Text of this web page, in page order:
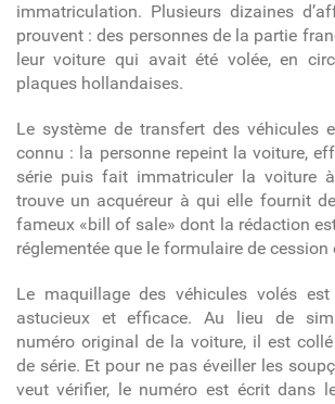
immatriculation. Plusieurs dizaines
prouvent : des personnes de la partie
leur voiture qui avait été volée, en
plaques hollandaises.
Le système de transfert des véhicules
connu : la personne repeint la voiture,
série puis fait immatriculer la voiture
trouve un acquéreur à qui elle fournit
fameux «bill of sale» dont la rédaction
réglementée que le formulaire de cession
Le maquillage des véhicules volés
astucieux et efficace. Au lieu de
numéro original de la voiture, il est
de série. Et pour ne pas éveiller les
veut vérifier, le numéro est écrit dans